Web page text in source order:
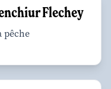
Flechey
pêche